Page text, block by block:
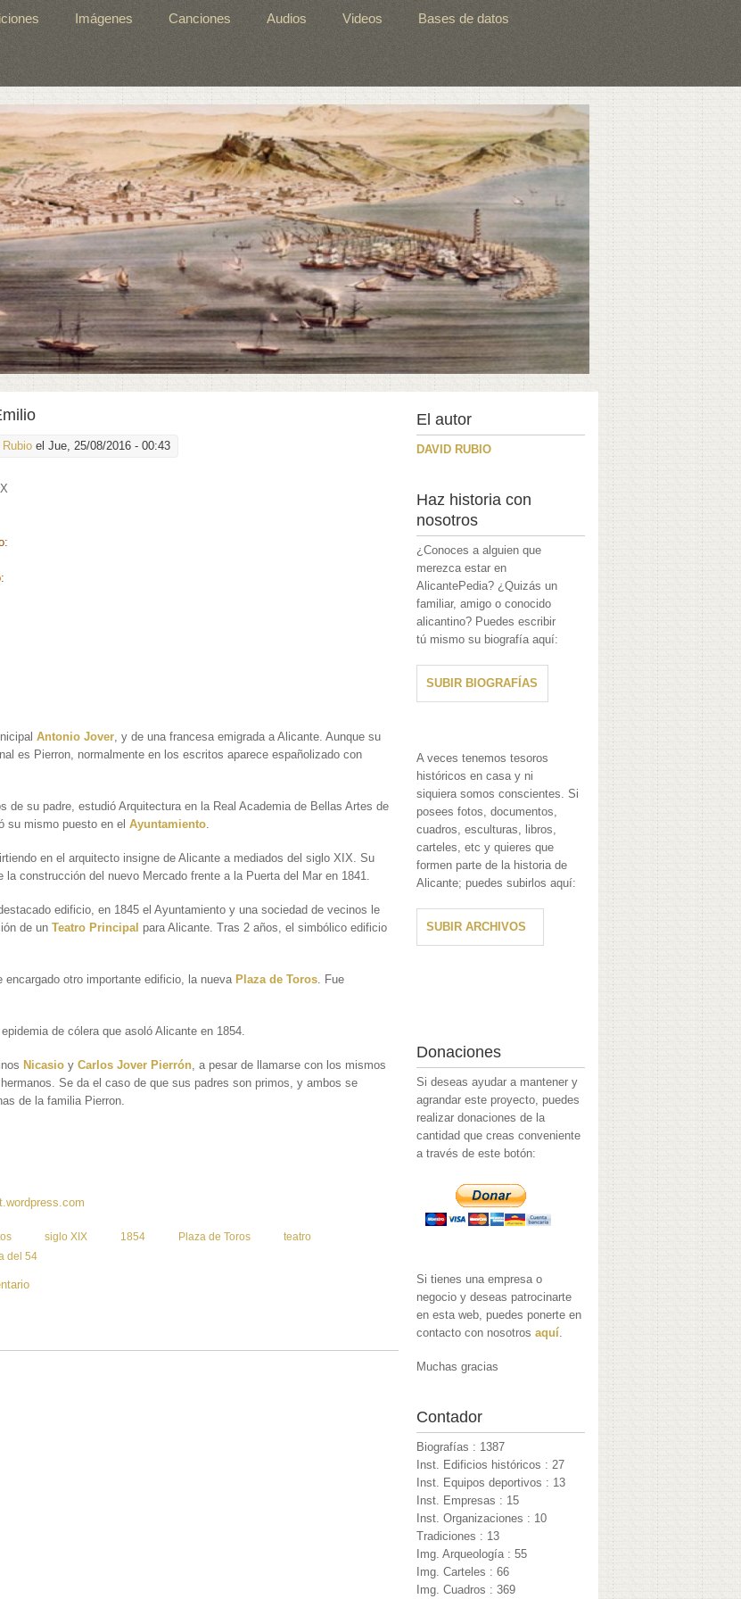
Imágenes Canciones Audios Videos Bases de datos
Rubio el Jue, 25/08/2016 - 00:43
Antonio Jover, y de una francesa emigrada a Alicante. Aunque su
es Pierron, normalmente en los escritos aparece españolizado con
de su padre, estudió Arquitectura en la Real Academia de Bellas Artes de
su mismo puesto en elAyuntamiento.
en el arquitecto insigne de Alicante a mediados del siglo XIX. Su
la construcción del nuevo Mercado frente a la Puerta del Mar en 1841.
edificio, en 1845 el Ayuntamiento y una sociedad de vecinos le
de unTeatro Principal para Alicante. Tras 2 años, el simbólico edificio
encargado otro importante edificio, la nueva Plaza de Toros. Fue
de cólera que asoló Alicante en 1854.
Nicasio yCarlos Jover Pierrón, a pesar de llamarse con los mismos
Se da el caso de que sus padres son primos, y ambos se
de la familia Pierron.
siglo XIX 1854 Plaza de Toros
teatro
del 54
El autor
DAVID RUBIO
Haz historia con
nosotros
¿Conoces a alguien que
merezca estar en
AlicantePedia? ¿Quizás un
familiar, amigo o conocido
alicantino? Puedes escribir
tú mismo su biografía aquí:
SUBIR BIOGRAFÍAS
A veces tenemos tesoros
históricos en casa y ni
siquiera somos conscientes. Si
posees fotos, documentos,
cuadros, esculturas, libros,
carteles, etc y quieres que
formen parte de la historia de
Alicante; puedes subirlos aquí:
SUBIR ARCHIVOS
Donaciones
Si deseas ayudar a mantener y
agrandar este proyecto, puedes
realizar donaciones de la
cantidad que creas conveniente
a través de este botón:
Si tienes una empresa o
negocio y deseas patrocinarte
en esta web, puedes ponerte en
contacto con nosotrosaquí.
Muchas gracias
Contador
Biografías : 1387
Inst. Edificios históricos : 27
Inst. Equipos deportivos : 13
Inst. Empresas : 15
Inst. Organizaciones : 10
Tradiciones : 13
Img. Arqueología : 55
Img. Carteles : 66
Img. Cuadros : 369